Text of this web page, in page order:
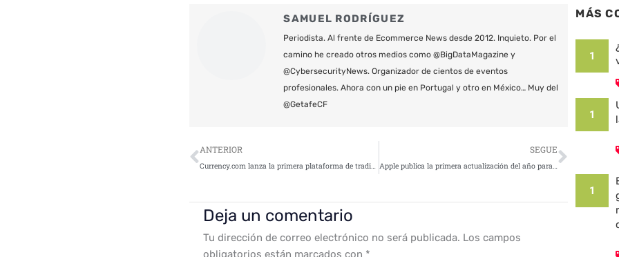
SAMUEL RODRÍGUEZ
Periodista. Al frente de Ecommerce News desde 2012. Inquieto. Por el
camino he creado otros medios como @BigDataMagazine y
@CybersecurityNews. Organizador de cientos de eventos
profesionales. Ahora con un pie en Portugal y otro en México… Muy del
@GetafeCF
Ant
ANTERIOR
Currency.com lanza la primera plataforma de trading de valores tokenizados del mundo
SEGUE
Apple publica la primera actualización del año para iOS y macOS ¡Actualiza ya!
Deja un comentario
Tu dirección de correo electrónico no será publicada. Los campos
obligatorios están marcados con *
MÁS
1
1
1